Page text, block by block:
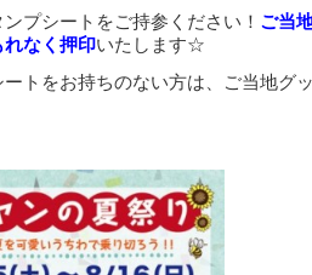
プシートをご持参ください！ ご当
れなく押印いたします☆
ートをお持ちのない方は、ご当地グ